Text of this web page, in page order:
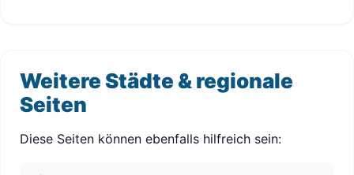
Weitere Städte & regionale
Seiten
Diese Seiten können ebenfalls hilfreich sein: